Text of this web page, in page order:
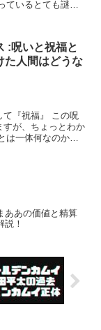
:呪いと祝福と
た人間はどうな
福』 この呪
すが、ちょっとわか
ああの価値と精算
説！